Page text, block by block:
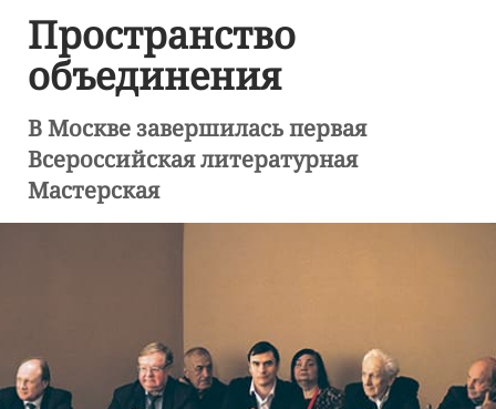
Пространство
объединения
В Москве завершилась первая
Всероссийская литературная
Мастерская